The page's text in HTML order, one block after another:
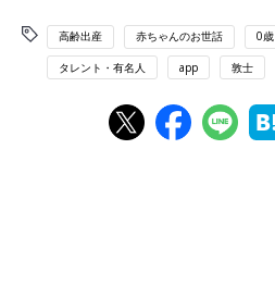
高齢出産 赤ちゃんのお世話 0歳
タレント・有名人 app 敦士